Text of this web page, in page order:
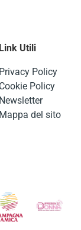
Link Utili
Privacy Policy
Cookie Policy
Newsletter
Mappa del sito